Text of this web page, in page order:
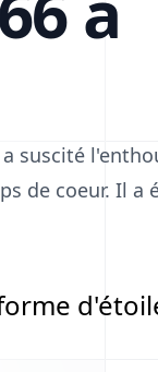
suscité
de coeur. Il a